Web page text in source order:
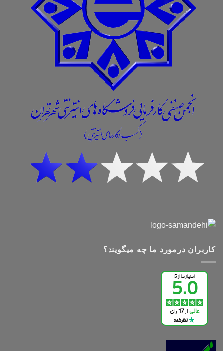
کاربران درمورد ما چه میگویند؟